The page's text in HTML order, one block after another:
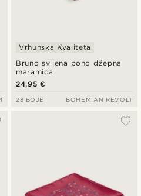
Bruno svilena boho džepna
maramica
Vrhunska Kvaliteta
24,95 €
28 BOJE BOHEMIAN REVOLT